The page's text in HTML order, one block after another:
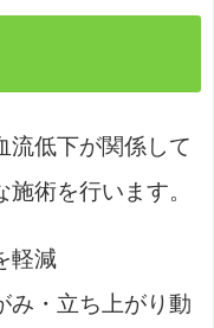
流低下が関係して
術を行います。
軽減
み・立ち上がり動